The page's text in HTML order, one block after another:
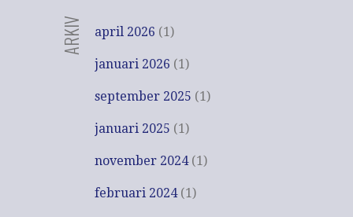
ARKIV april 2026 (1)
januari 2026 (1)
september 2025 (1)
januari 2025 (1)
november 2024(1)
februari 2024(1)